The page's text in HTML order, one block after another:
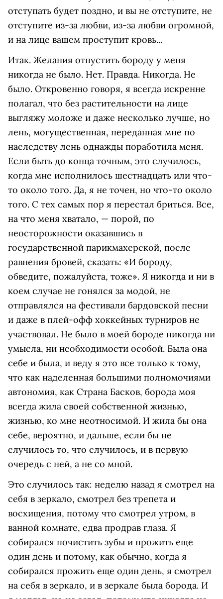
отступать будет поздно, и вы не отступите, не
отступите из-за любви, из-за любви огромной,
и на лице вашем проступит кровь...
Итак. Желания отпустить бороду у меня
никогда не было. Нет. Правда. Никогда. Не
было. Откровенно говоря, я всегда искренне
полагал, что без растительности на лице
выгляжу моложе и даже несколько лучше, но
лень, могущественная, переданная мне по
наследству лень однажды поработила меня.
Если быть до конца точным, это случилось,
когда мне исполнилось шестнадцать или что-
то около того. Да, я не точен, но что-то около
того. С тех самых пор я перестал бриться. Все,
на что меня хватало, — порой, по
неосторожности оказавшись в
государственной парикмахерской, после
равнения бровей, сказать: «И бороду,
обведите, пожалуйста, тоже». Я никогда и ни в
коем случае не гонялся за модой, не
отправлялся на фестивали бардовской песни
и даже в плей-офф хоккейных турниров не
участвовал. Не было в моей бороде никогда ни
умысла, ни необходимости особой. Была она
себе и была, и веду я это все только к тому,
что как наделенная большими полномочиями
автономия, как Страна Басков, борода моя
всегда жила своей собственной жизнью,
жизнью, ко мне неотносимой. И жила бы она
себе, вероятно, и дальше, если бы не
случилось то, что случилось, и в первую
очередь с ней, а не со мной.
Это случилось так: неделю назад я смотрел на
себя в зеркало, смотрел без трепета и
восхищения, потому что смотрел утром, в
ванной комнате, едва продрав глаза. Я
собирался почистить зубы и прожить еще
один день и потому, как обычно, когда я
собирался прожить еще один день, я смотрел
на себя в зеркало, и в зеркале была борода. И